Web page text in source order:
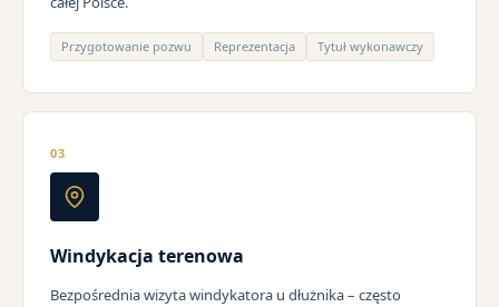
Przygotowanie pozwu Reprezentacja Tytuł wykonawczy
03
Windykacja terenowa
Bezpośrednia wizyta windykatora u dłużnika – często